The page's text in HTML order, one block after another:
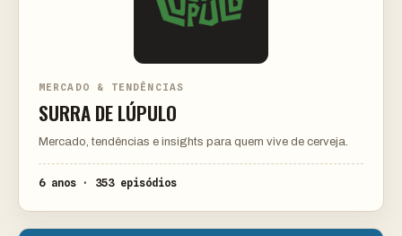
MERCADO & TENDÊNCIAS
SURRA DE LÚPULO
Mercado, tendências e insights para quem vive de cerveja.
6 anos · 353 episódios